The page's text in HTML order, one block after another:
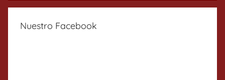
Nuestro Facebook